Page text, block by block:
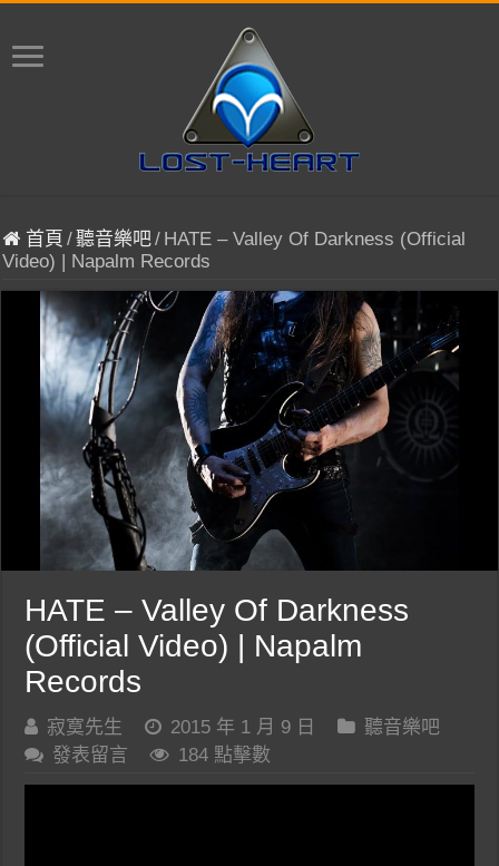
首頁 /聽音樂吧/ HATE – Valley Of Darkness (Official
Video) | Napalm Records
HATE – Valley Of Darkness
(Official Video) | Napalm
Records
寂寞先生 2015 年 1 月 9 日
聽音樂吧
發表留言
184 點擊數